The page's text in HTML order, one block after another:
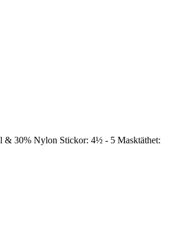
& 30% Nylon Stickor: 4½ - 5 Masktäthet: